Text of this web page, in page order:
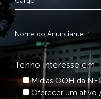
Tenho interesse em
Mídias OOH da
Oferecer um ativo